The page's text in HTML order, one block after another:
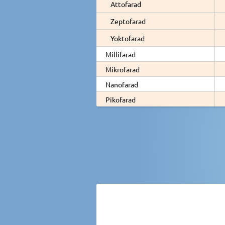
Attofarad
Zeptofarad
Yoktofarad
Millifarad
Mikrofarad
Nanofarad
Pikofarad